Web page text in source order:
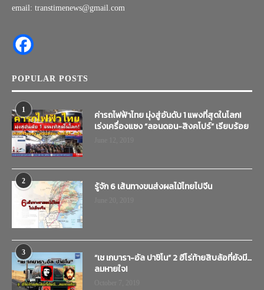
email: transtimenews@gmail.com
POPULAR POSTS
1
ค่ารถไฟฟ้าไทย มุ่งสู่อันดับ 1 แพงที่สุดในโลก!
เร่งเครื่องแซง “ลอนดอน-สิงคโปร์” เรียบร้อย
2 รู้จัก 6 เส้นทางขนส่งผลไม้ไทยไปจีน
3
“เช เกบารา-อัล ปาชิโน” 2 ฮีโร่ท้ายสิบล้อที่ยังมี…
ลมหายใจ!